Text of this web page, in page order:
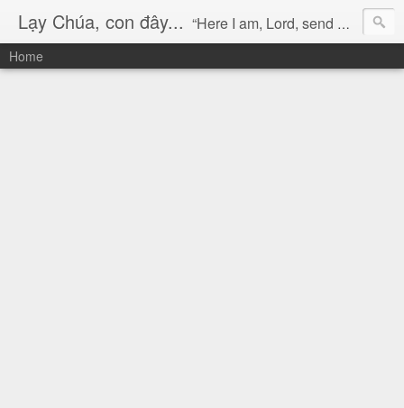
Lạy Chúa, con đây... “Here I am, Lord, send me!” (Isaiah 6:8)
Home